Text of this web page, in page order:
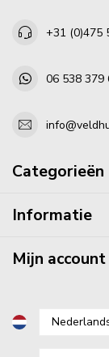
+31 (0)475
06 538 379
Categorieën
Informatie
Mijn account